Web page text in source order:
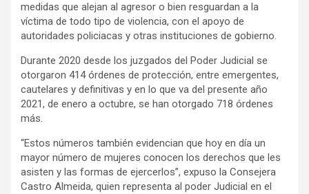
medidas que alejan al agresor o bien resguardan a la
víctima de todo tipo de violencia, con el apoyo de
autoridades policiacas y otras instituciones de gobierno.
Durante 2020 desde los juzgados del Poder Judicial se
otorgaron 414 órdenes de protección, entre emergentes,
cautelares y definitivas y en lo que va del presente año
2021, de enero a octubre, se han otorgado 718 órdenes
más.
“Estos números también evidencian que hoy en día un
mayor número de mujeres conocen los derechos que les
asisten y las formas de ejercerlos”, expuso la Consejera
Castro Almeida, quien representa al poder Judicial en el